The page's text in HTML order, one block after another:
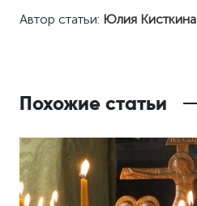
Автор статьи: Юлия Кисткина
Похожие статьи